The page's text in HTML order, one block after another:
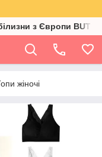
з Європи BUTIK
жіночі